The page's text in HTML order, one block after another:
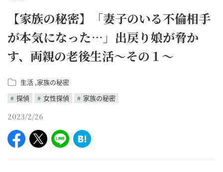
【家族の秘密】「妻子のいる不倫相手
が本気になった…」出戻り娘が脅か
す、両親の老後生活～その１～
生活 家族の秘密
探偵
女性探偵 家族の秘密
2023/2/26